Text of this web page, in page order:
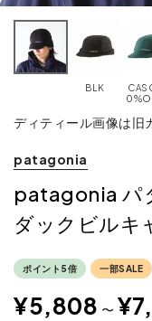
BLK
ディティール画像は旧
patagonia
patagonia パ
ダックビルキ
ポイント5倍 一部SALE
¥5,808 〜 ¥